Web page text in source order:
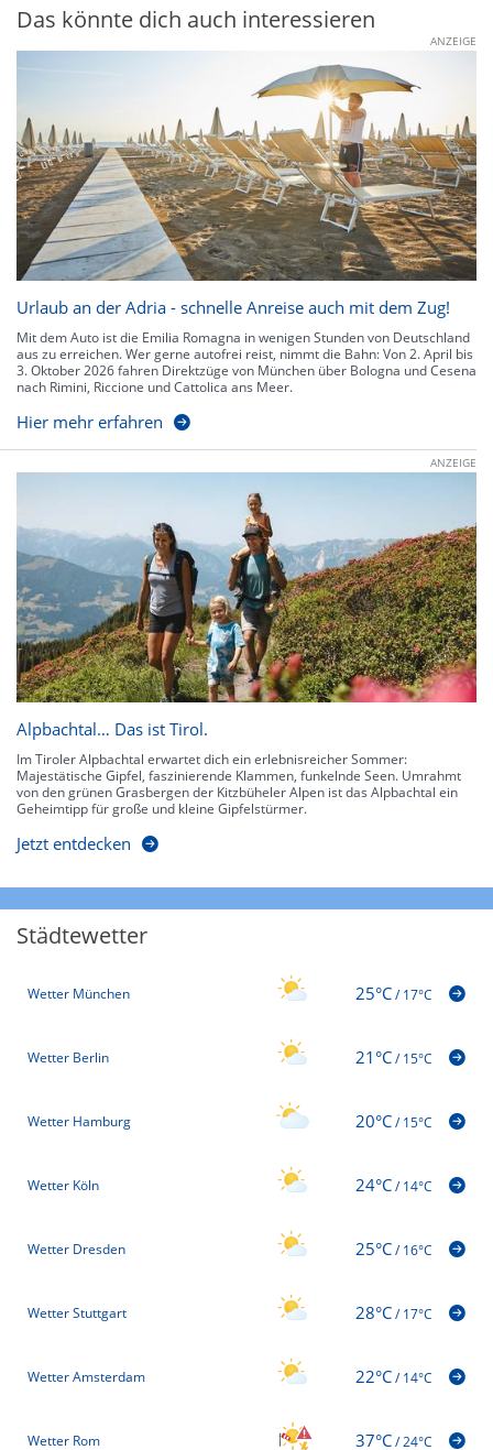
Das könnte dich auch interessieren
ANZEIGE
Urlaub an der Adria - schnelle Anreise auch mit dem Zug!
Mit dem Auto ist die Emilia Romagna in wenigen Stunden von Deutschland
aus zu erreichen. Wer gerne autofrei reist, nimmt die Bahn: Von 2. April bis
3. Oktober 2026 fahren Direktzüge von München über Bologna und Cesena
nach Rimini, Riccione und Cattolica ans Meer.
Hier mehr erfahren
ANZEIGE
Alpbachtal… Das ist Tirol.
Im Tiroler Alpbachtal erwartet dich ein erlebnisreicher Sommer:
Majestätische Gipfel, faszinierende Klammen, funkelnde Seen. Umrahmt
von den grünen Grasbergen der Kitzbüheler Alpen ist das Alpbachtal ein
Geheimtipp für große und kleine Gipfelstürmer.
Jetzt entdecken
Städtewetter
Wetter München 25°C/17°C
Wetter Berlin 21°C/15°C
Wetter Hamburg 20°C/15°C
Wetter Köln 24°C/14°C
Wetter Dresden 25°C/16°C
Wetter Stuttgart 28°C/17°C
Wetter Amsterdam 22°C/14°C
Wetter Rom 37°C/24°C